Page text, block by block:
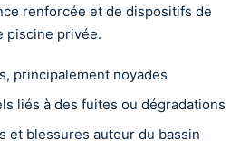
renforcée et de dispositifs de
piscine privée.
principalement noyades
liés à des fuites ou dégradations
et blessures autour du bassin